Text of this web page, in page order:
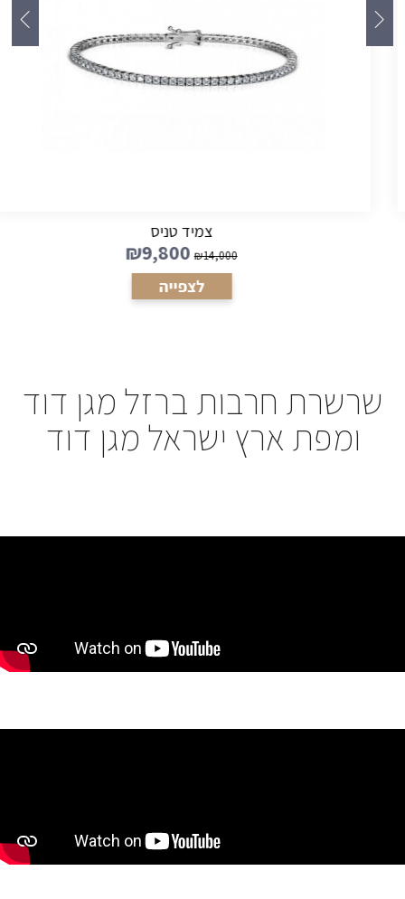
צמיד טניס
₪9,800 ₪14,000
לצפייה
שרשרת חרבות ברזל מגן דוד
ומפת ארץ ישראל מגן דוד